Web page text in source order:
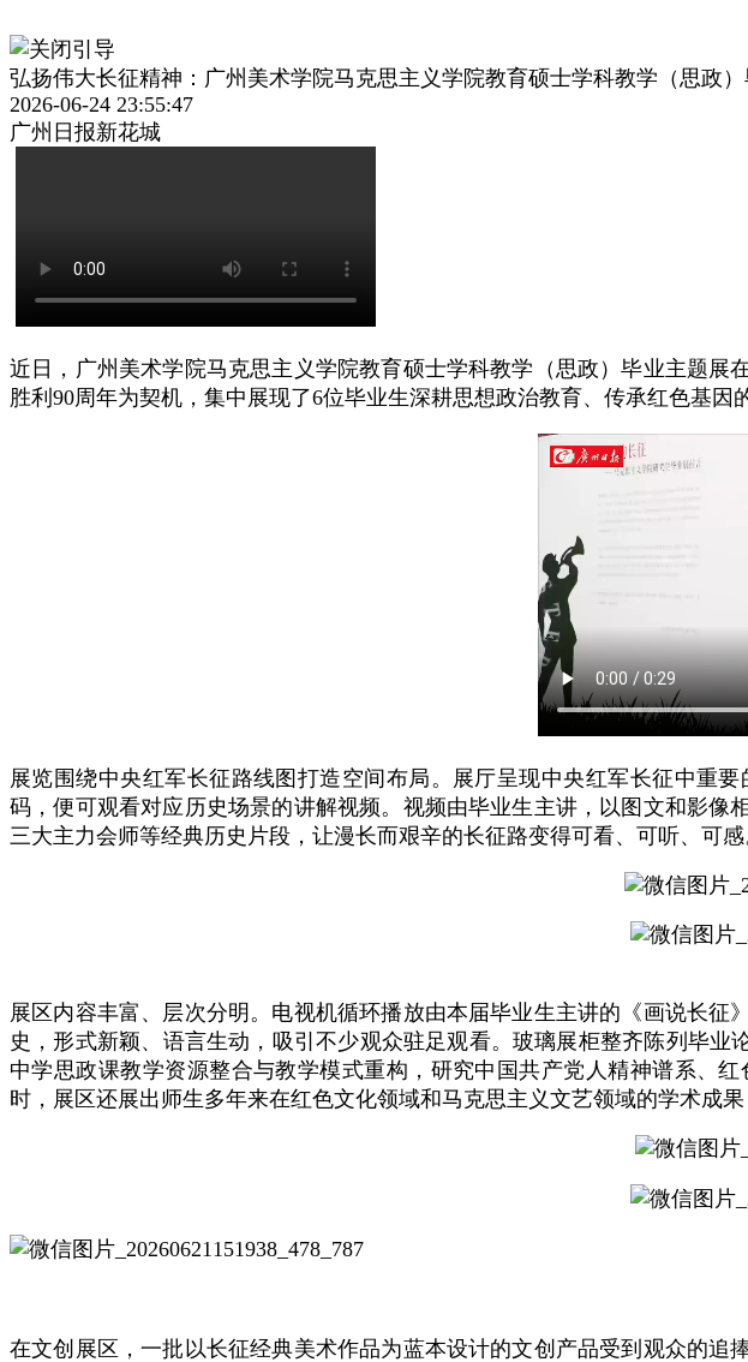
弘扬伟大长征精神：广州美术学院马克思主义学院教育硕士学科教学（思政
2026-06-24 23:55:47
广州日报新花城
近日，广州美术学院马克思主义学院教育硕士学科教学（思政）毕业主题展
胜利90周年为契机，集中展现了6位毕业生深耕思想政治教育、传承红色基因
展览围绕中央红军长征路线图打造空间布局。展厅呈现中央红军长征中重
码，便可观看对应历史场景的讲解视频。视频由毕业生主讲，以图文和影像
三大主力会师等经典历史片段，让漫长而艰辛的长征路变得可看、可听、可感
展区内容丰富、层次分明。电视机循环播放由本届毕业生主讲的《画说长征
史，形式新颖、语言生动，吸引不少观众驻足观看。玻璃展柜整齐陈列毕
中学思政课教学资源整合与教学模式重构，研究中国共产党人精神谱系、
时，展区还展出师生多年来在红色文化领域和马克思主义文艺领域的学术成果
在文创展区，一批以长征经典美术作品为蓝本设计的文创产品受到观众的